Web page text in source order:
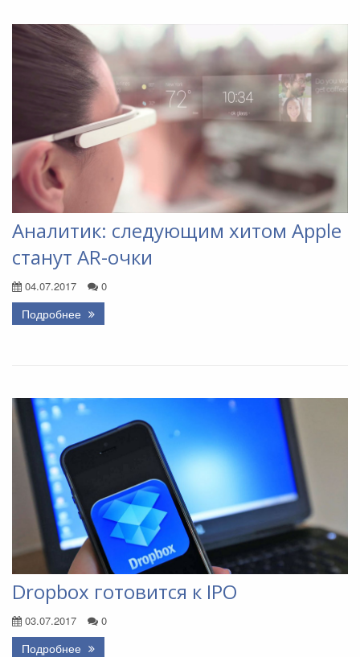
Аналитик: следующим хитом Apple
станут AR-очки
04.07.2017 0
Подробнее
Dropbox готовится к IPO
03.07.2017 0
Подробнее